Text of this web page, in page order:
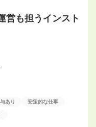
営も担うインスト
あり 安定的な仕事